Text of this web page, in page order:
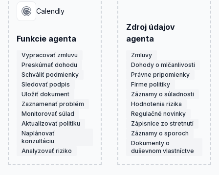
Calendly
Funkcie agenta
Vypracovať zmluvu
Preskúmať dohodu
Schváliť podmienky
Sledovať podpis
Uložiť dokument
Zaznamenať problém
Monitorovať súlad
Aktualizovať politiku
Naplánovať
konzultáciu
Analyzovať riziko
Zdroj údajov
agenta
Zmluvy
Dohody o mlčanlivosti
Právne pripomienky
Firme politiky
Záznamy o súladnosti
Hodnotenia rizika
Regulačné novinky
Zápisnice zo stretnutí
Záznamy o sporoch
Dokumenty o
duševnom vlastníctve